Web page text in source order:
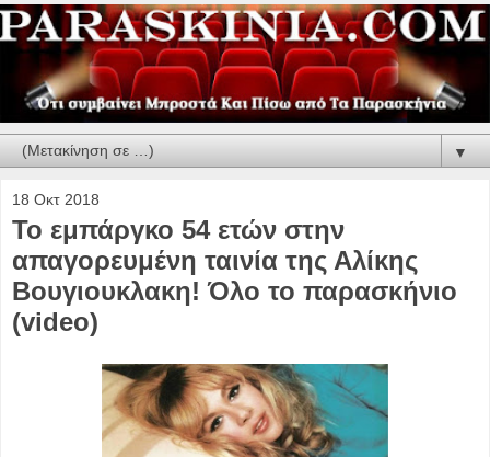
▼
18 Οκτ 2018
Το εμπάργκο 54 ετών στην
απαγορευμένη ταινία της Αλίκης
Βουγιουκλακη! Όλο το παρασκήνιο
(video)